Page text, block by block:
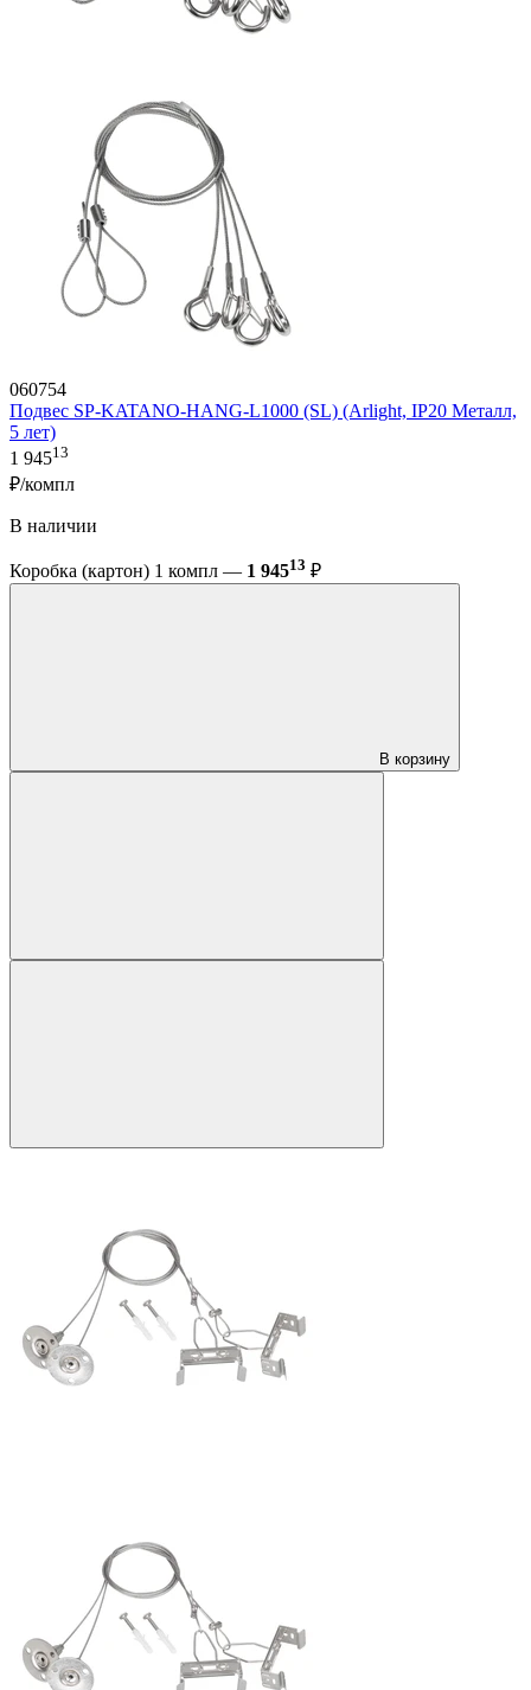
060754
Подвес SP-KATANO-HANG-L1000 (SL) (Arlight, IP20 Металл,
5 лет)
1 94513
₽/компл
В наличии
Коробка (картон) 1 компл — 1 94513 ₽
В корзину